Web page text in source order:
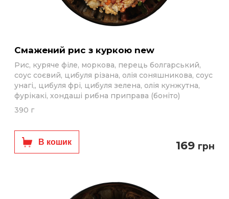
Смажений рис з куркою new
Рис, куряче філе, моркова, перець болгарський,
соус соєвий, цибуля різана, олія соняшникова, соус
унагі,, цибуля фрі, цибуля зелена, олія кунжутна,
фурікакі, хондаші рибна приправа (боніто)
390 г
В кошик 169 грн